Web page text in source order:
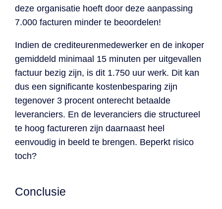
deze organisatie hoeft door deze aanpassing
7.000 facturen minder te beoordelen!
Indien de crediteurenmedewerker en de inkoper
gemiddeld minimaal 15 minuten per uitgevallen
factuur bezig zijn, is dit 1.750 uur werk. Dit kan
dus een significante kostenbesparing zijn
tegenover 3 procent onterecht betaalde
leveranciers. En de leveranciers die structureel
te hoog factureren zijn daarnaast heel
eenvoudig in beeld te brengen. Beperkt risico
toch?
Conclusie